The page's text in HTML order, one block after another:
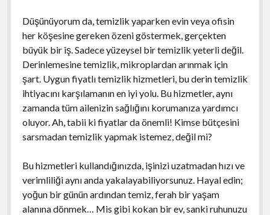
Düşünüyorum da, temizlik yaparken evin veya ofisin
her köşesine gereken özeni göstermek, gerçekten
büyük bir iş. Sadece yüzeysel bir temizlik yeterli değil.
Derinlemesine temizlik, mikroplardan arınmak için
şart. Uygun fiyatlı temizlik hizmetleri, bu derin temizlik
ihtiyacını karşılamanın en iyi yolu. Bu hizmetler, aynı
zamanda tüm ailenizin sağlığını korumanıza yardımcı
oluyor. Ah, tabii ki fiyatlar da önemli! Kimse bütçesini
sarsmadan temizlik yapmak istemez, değil mi?
Bu hizmetleri kullandığınızda, işinizi uzatmadan hızı ve
verimliliği aynı anda yakalayabiliyorsunuz. Hayal edin;
yoğun bir günün ardından temiz, ferah bir yaşam
alanına dönmek… Mis gibi kokan bir ev, sanki ruhunuzu